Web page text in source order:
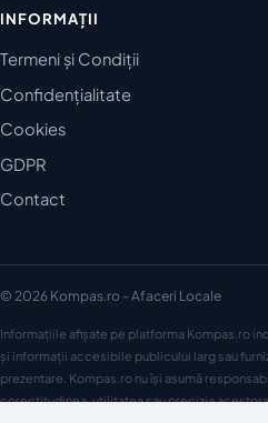
INFORMAȚII
Termeni și Condiții
Confidențialitate
Cookies
GDPR
Contact
© 2026 Kompas.ro - Afaceri Locale
Informațiile afișate pe platforma Kompas.ro
și informații accesibile publicului larg sau
prezentare. Kompas.ro nu își asumă
corectitudinea, utilitatea sau precizia